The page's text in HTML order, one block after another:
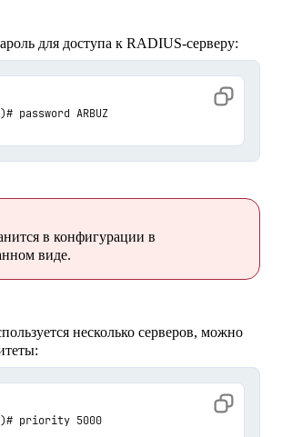
для доступа к RADIUS-серверу:
password ARBUZ
в конфигурации в
виде.
несколько серверов, можно
priority 5000